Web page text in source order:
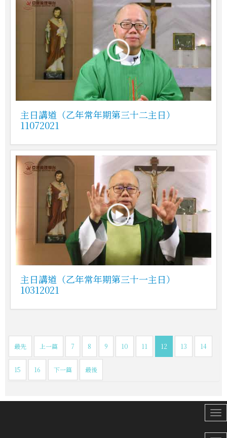
主日講道（乙年常年期第三十二主日）
11072021
主日講道（乙年常年期第三十一主日）
10312021
最先 上一篇 7 8 9 10 11 12 13 14
15 16 下一篇 最後